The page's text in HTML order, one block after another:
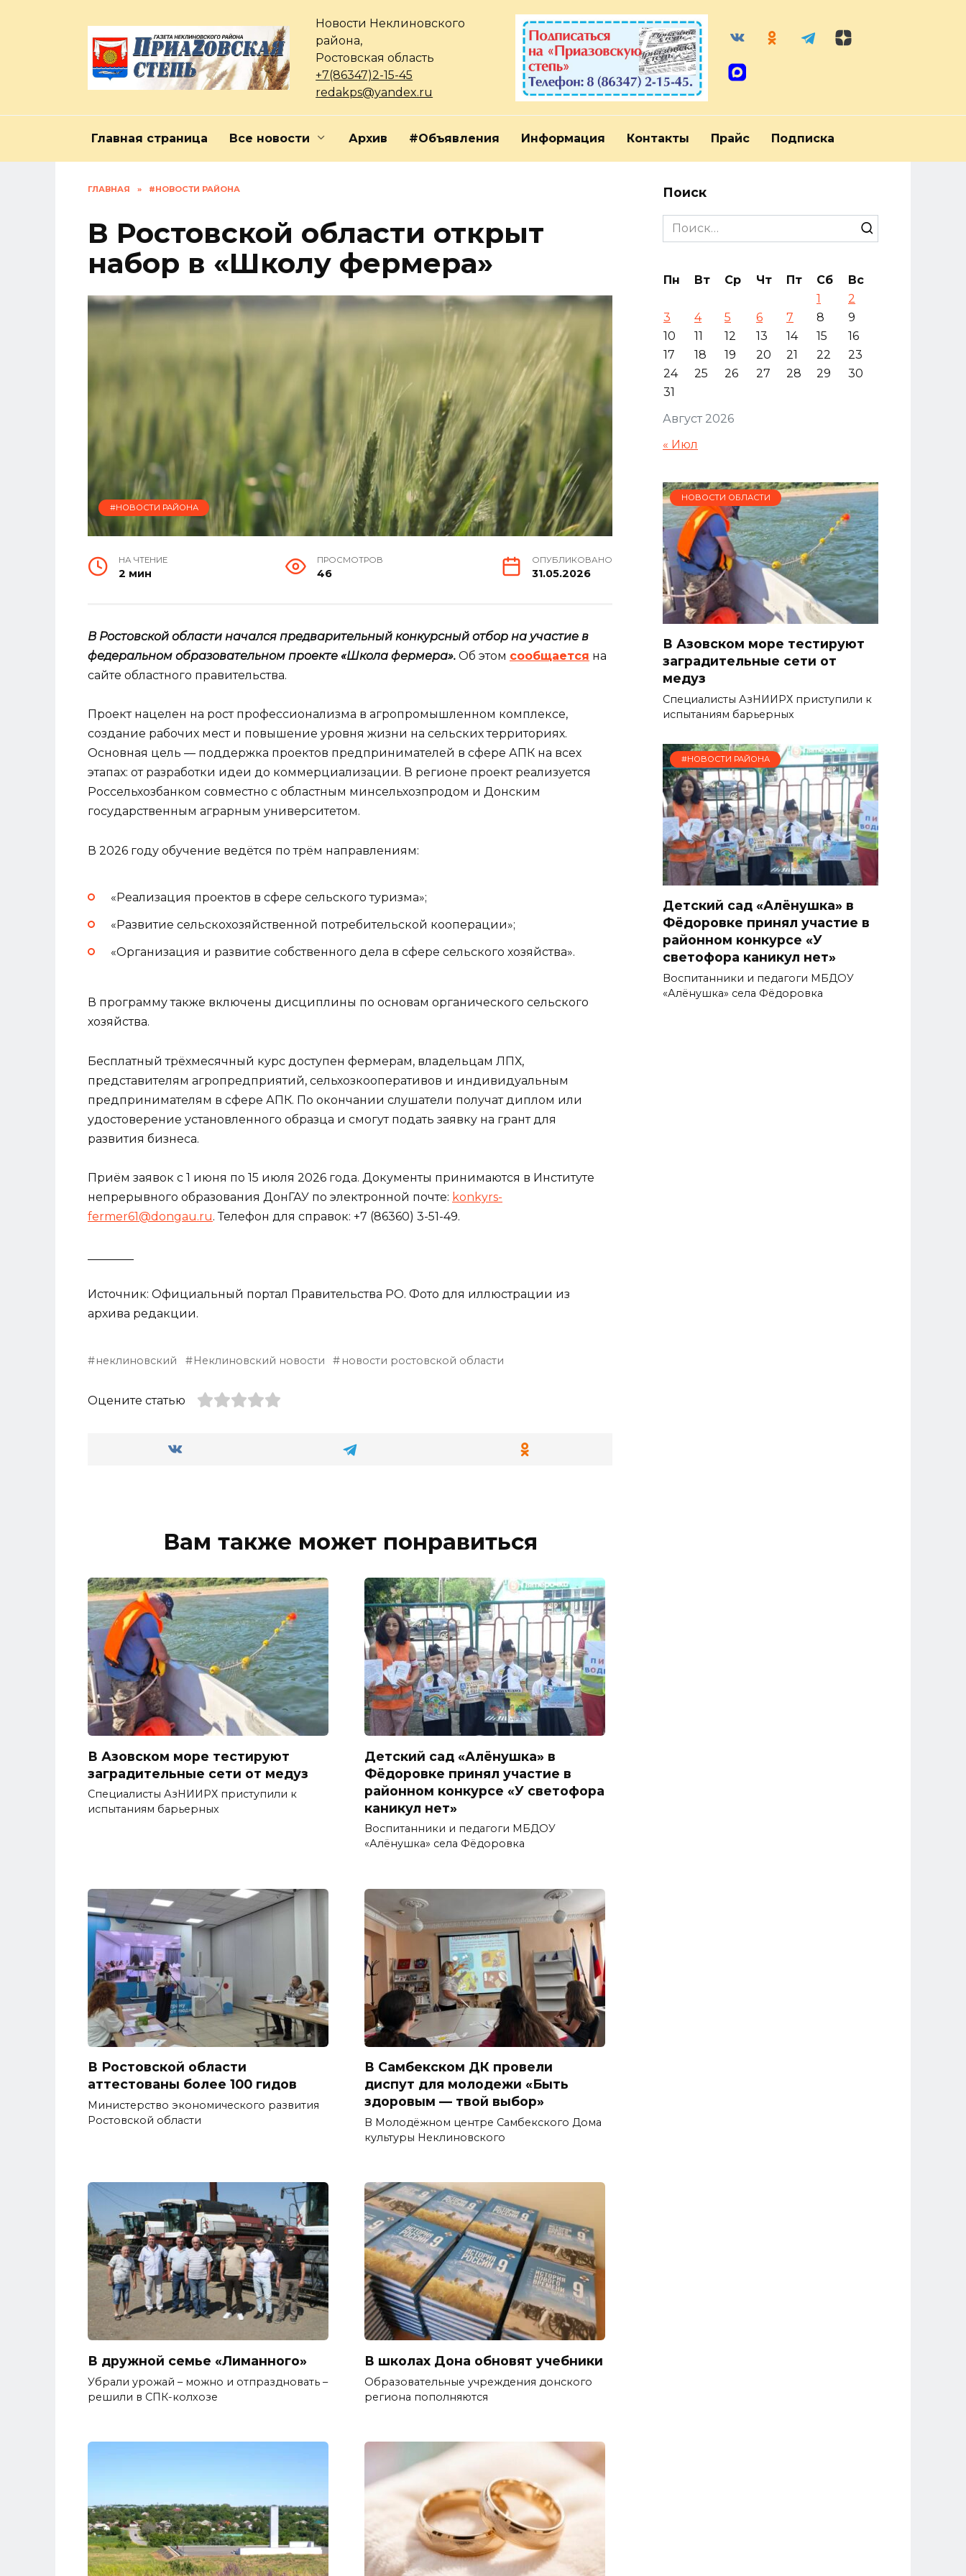
Новости Неклиновского
района,
Ростовская область
+7(86347)2-15-45
redakps@yandex.ru
Главная страница Все новости Архив #Объявления Информация Контакты Прайс Подписка
ГЛАВНАЯ » #НОВОСТИ РАЙОНА
В Ростовской области открыт
набор в «Школу фермера»
#НОВОСТИ РАЙОНА
НА ЧТЕНИЕ
2 мин
ПРОСМОТРОВ
46
ОПУБЛИКОВАНО
31.05.2026
В Ростовской области начался предварительный конкурсный отбор на участие в
федеральном образовательном проекте «Школа фермера». Об этом сообщается на
сайте областного правительства.
Проект нацелен на рост профессионализма в агропромышленном комплексе,
создание рабочих мест и повышение уровня жизни на сельских территориях.
Основная цель — поддержка проектов предпринимателей в сфере АПК на всех
этапах: от разработки идеи до коммерциализации. В регионе проект реализуется
Россельхозбанком совместно с областным минсельхозпродом и Донским
государственным аграрным университетом.
В 2026 году обучение ведётся по трём направлениям:
«Реализация проектов в сфере сельского туризма»;
«Развитие сельскохозяйственной потребительской кооперации»;
«Организация и развитие собственного дела в сфере сельского хозяйства».
В программу также включены дисциплины по основам органического сельского
хозяйства.
Бесплатный трёхмесячный курс доступен фермерам, владельцам ЛПХ,
представителям агропредприятий, сельхозкооперативов и индивидуальным
предпринимателям в сфере АПК. По окончании слушатели получат диплом или
удостоверение установленного образца и смогут подать заявку на грант для
развития бизнеса.
Приём заявок с 1 июня по 15 июля 2026 года. Документы принимаются в Институте
непрерывного образования ДонГАУ по электронной почте: konkyrs-
fermer61@dongau.ru. Телефон для справок: +7 (86360) 3-51-49.
Источник: Официальный портал Правительства РО. Фото для иллюстрации из
архива редакции.
неклиновский Неклиновский новости новости ростовской области
Оцените статью
Вам также может понравиться
В Азовском море тестируют
заградительные сети от медуз
Специалисты АзНИИРХ приступили к
испытаниям барьерных
Детский сад «Алёнушка» в
Фёдоровке принял участие в
районном конкурсе «У светофора
каникул нет»
Воспитанники и педагоги МБДОУ
«Алёнушка» села Фёдоровка
В Ростовской области
аттестованы более 100 гидов
Министерство экономического развития
Ростовской области
В Самбекском ДК провели
диспут для молодежи «Быть
здоровым — твой выбор»
В Молодёжном центре Самбекского Дома
культуры Неклиновского
В дружной семье «Лиманного»
Убрали урожай – можно и отпраздновать –
решили в СПК-колхозе
В школах Дона обновят учебники
Образовательные учреждения донского
региона пополняются
Поиск
Search
for:
Август 2026
Пн Вт Ср Чт Пт Сб
Вс
1
2
3
4 5 6 7 8
9
10
11 12 13 14 15
16
17
18 19 20 21 22
23
24
25 26 27 28 29
30
31
« Июл
НОВОСТИ ОБЛАСТИ
В Азовском море тестируют
заградительные сети от
медуз
Специалисты АзНИИРХ приступили к
испытаниям барьерных
#НОВОСТИ РАЙОНА
Детский сад «Алёнушка» в
Фёдоровке принял участие в
районном конкурсе «У
светофора каникул нет»
Воспитанники и педагоги МБДОУ
«Алёнушка» села Фёдоровка